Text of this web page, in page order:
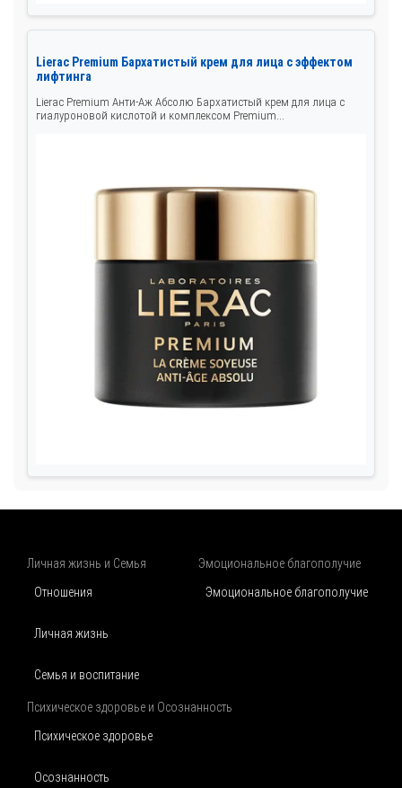
Lierac Premium Бархатистый крем для лица с эффектом
лифтинга
Lierac Premium Анти-Аж Абсолю Бархатистый крем для лица с
гиалуроновой кислотой и комплексом Premium...
Личная жизнь и Семья
Отношения
Личная жизнь
Семья и воспитание
Эмоциональное благополучие
Эмоциональное благополучие
Психическое здоровье и Осознанность
Психическое здоровье
Осознанность